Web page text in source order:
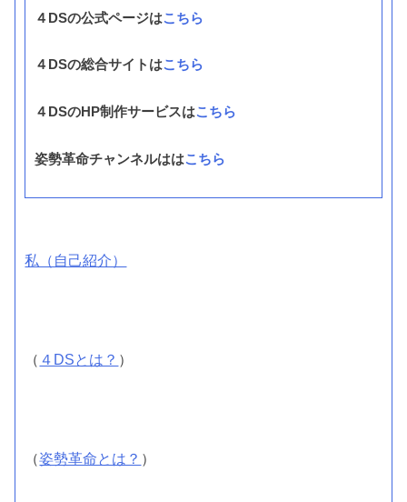
４DSの公式ページはこちら
４DSの総合サイトはこちら
４DSのHP制作サービスはこちら
姿勢革命チャンネルははこちら
私（自己紹介）
（ ４DSとは？ ）
（姿勢革命とは？ ）